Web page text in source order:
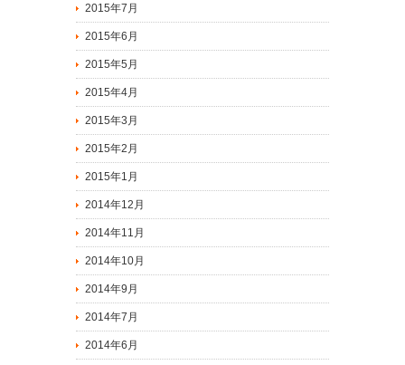
2015年7月
2015年6月
2015年5月
2015年4月
2015年3月
2015年2月
2015年1月
2014年12月
2014年11月
2014年10月
2014年9月
2014年7月
2014年6月